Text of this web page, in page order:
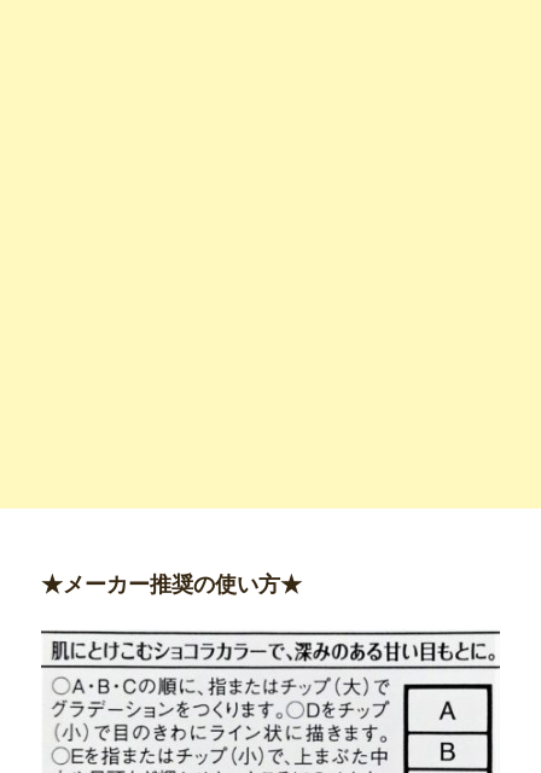
★メーカー推奨の使い方★